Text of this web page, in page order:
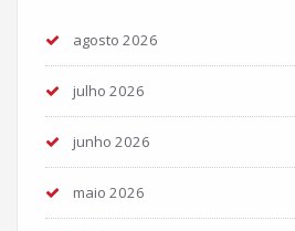
agosto 2026
julho 2026
junho 2026
maio 2026